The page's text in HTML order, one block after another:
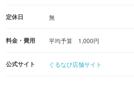
定休日 無
料金・費用 平均予算 1,000円
公式サイト ぐるなび店舗サイト